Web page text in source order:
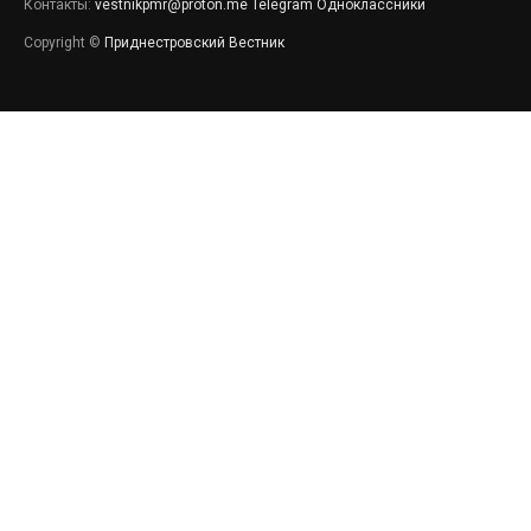
Контакты: vestnikpmr@proton.me Telegram Одноклассники
Copyright © Приднестровский Вестник